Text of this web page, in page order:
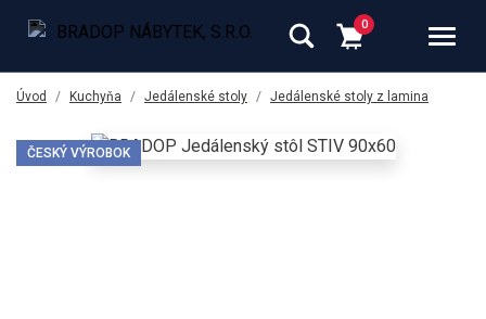
Úvod Kuchyňa Jedálenské stoly Jedálenské stoly z lamina
ČESKÝ VÝROBOK